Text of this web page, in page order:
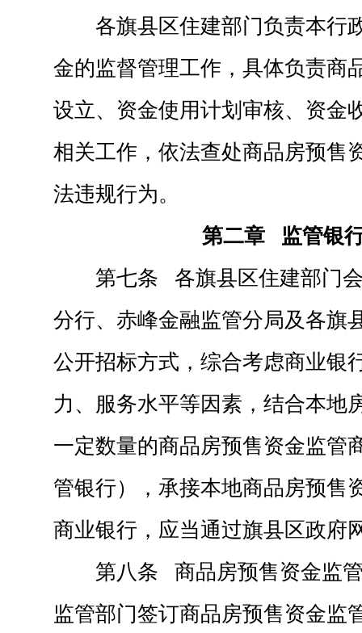
各旗县区住建部门负责本行
金的监督管理工作，具体负责商
设立、资金使用计划审核、资金
相关工作，依法查处商品房预售
法违规行为。
第二章 监管银
第七条 各旗县区住建部门
分行、赤峰金融监管分局及各旗
公开招标方式，综合考虑商业银
力、服务水平等因素，结合本地
一定数量的商品房预售资金监管
管银行），承接本地商品房预售
商业银行，应当通过旗县区政府
第八条 商品房预售资金监
监管部门签订商品房预售资金监